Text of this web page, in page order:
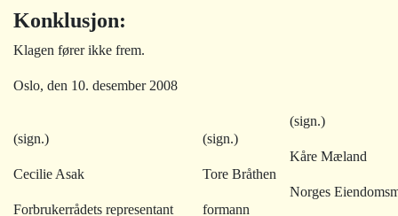
Konklusjon:
Klagen fører ikke frem.
Oslo, den 10. desember 2008
(sign.)
Cecilie Asak
Forbrukerrådets representant
(sign.)
Tore Bråthen
formann
(sign.)
Kåre Mæland
Norges